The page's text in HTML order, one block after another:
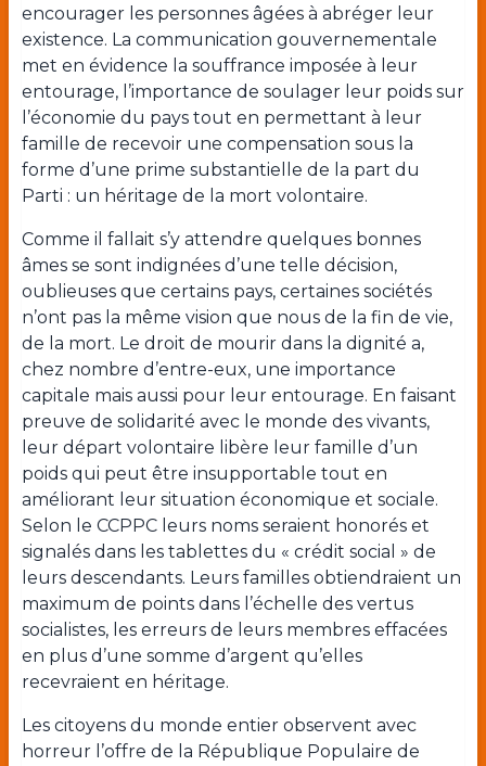
encourager les personnes âgées à abréger leur
existence. La communication gouvernementale
met en évidence la souffrance imposée à leur
entourage, l’importance de soulager leur poids sur
l’économie du pays tout en permettant à leur
famille de recevoir une compensation sous la
forme d’une prime substantielle de la part du
Parti : un héritage de la mort volontaire.
Comme il fallait s’y attendre quelques bonnes
âmes se sont indignées d’une telle décision,
oublieuses que certains pays, certaines sociétés
n’ont pas la même vision que nous de la fin de vie,
de la mort. Le droit de mourir dans la dignité a,
chez nombre d’entre-eux, une importance
capitale mais aussi pour leur entourage. En faisant
preuve de solidarité avec le monde des vivants,
leur départ volontaire libère leur famille d’un
poids qui peut être insupportable tout en
améliorant leur situation économique et sociale.
Selon le CCPPC leurs noms seraient honorés et
signalés dans les tablettes du « crédit social » de
leurs descendants. Leurs familles obtiendraient un
maximum de points dans l’échelle des vertus
socialistes, les erreurs de leurs membres effacées
en plus d’une somme d’argent qu’elles
recevraient en héritage.
Les citoyens du monde entier observent avec
horreur l’offre de la République Populaire de